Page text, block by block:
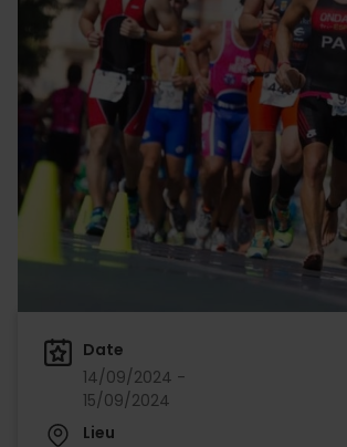
Date
14/09/2024 -
15/09/2024
Lieu